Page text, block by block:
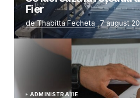
Fier
de Thabitta Fecheta 7 august
ADMINISTRAȚIE